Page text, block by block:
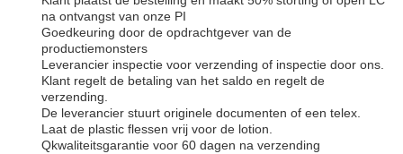
na ontvangst van onze PI
Goedkeuring door de opdrachtgever van de
productiemonsters
Leverancier inspectie voor verzending of inspectie door ons.
Klant regelt de betaling van het saldo en regelt de
verzending.
De leverancier stuurt originele documenten of een telex.
Laat de plastic flessen vrij voor de lotion.
Qkwaliteitsgarantie voor 60 dagen na verzending